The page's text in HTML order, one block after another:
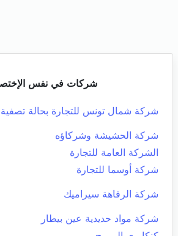
شركات في نفس
شركة شمال تونس للتجارة بحالة تصفية
شركة الحشيشة وشركاؤه
الشركة العامة للتجارة
شركة أوسما للتجارة
شركة الرفاهة سيراميك
شركة مواد حديدية عين بيطار